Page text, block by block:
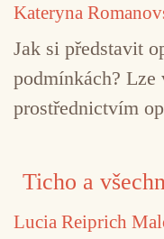
Kateryna
Jak si představit
podmínkách? Lze
prostřednictvím
Ticho a
Lucia Reiprich